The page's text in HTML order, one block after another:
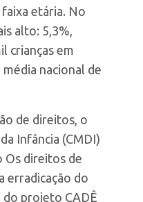
faixa etária. No
alto: 5,3%,
crianças em
nacional de
de direitos, o
Infância (CMDI)
Os direitos de
erradicação do
projeto CADÊ